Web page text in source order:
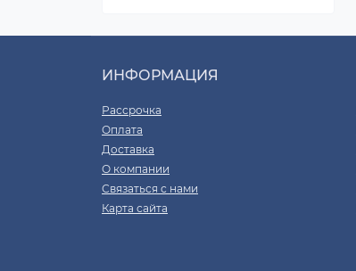
ИНФОРМАЦИЯ
Рассрочка
Оплата
Доставка
О компании
Связаться с нами
Карта сайта